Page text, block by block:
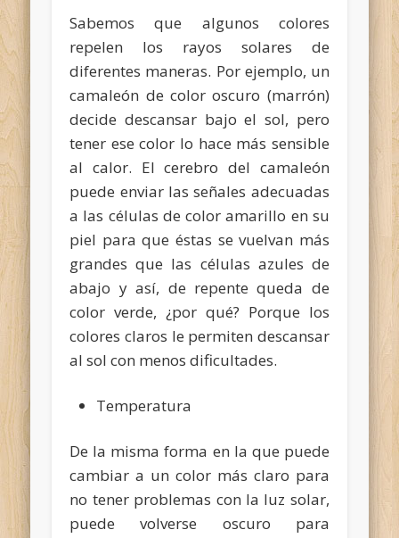
Sabemos que algunos colores
repelen los rayos solares de
diferentes maneras. Por ejemplo, un
camaleón de color oscuro (marrón)
decide descansar bajo el sol, pero
tener ese color lo hace más sensible
al calor. El cerebro del camaleón
puede enviar las señales adecuadas
a las células de color amarillo en su
piel para que éstas se vuelvan más
grandes que las células azules de
abajo y así, de repente queda de
color verde, ¿por qué? Porque los
colores claros le permiten descansar
al sol con menos dificultades.
Temperatura
De la misma forma en la que puede
cambiar a un color más claro para
no tener problemas con la luz solar,
puede volverse oscuro para